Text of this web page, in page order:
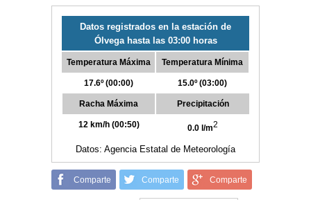
Datos registrados en la estación de
Ólvega hasta las 03:00 horas
Temperatura Máxima
17.6º (00:00)
Temperatura Mínima
15.0º (03:00)
Racha Máxima
12 km/h (00:50)
Precipitación
0.0 l/m2
Datos: Agencia Estatal de Meteorología
Comparte Comparte Comparte